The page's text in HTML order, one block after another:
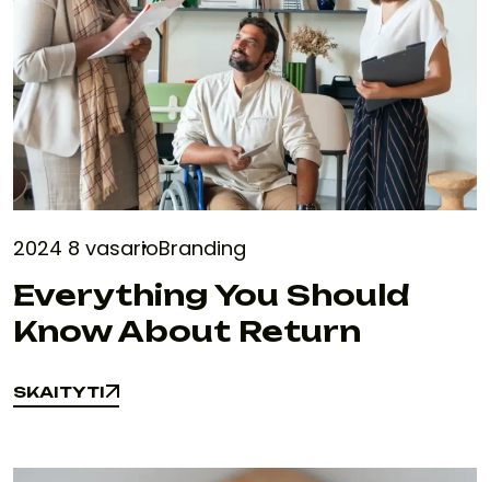
2024 8 vasarioBranding
Everything You Should
Know About Return
SKAITYTI
SKAITYTI